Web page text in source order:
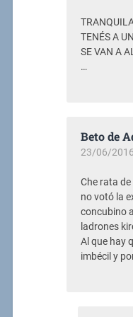
TENÉS A
SE VAN A
…
Beto de
23/06/
Che rata
no votó la
concubino
ladrones
Al que hay
imbécil y